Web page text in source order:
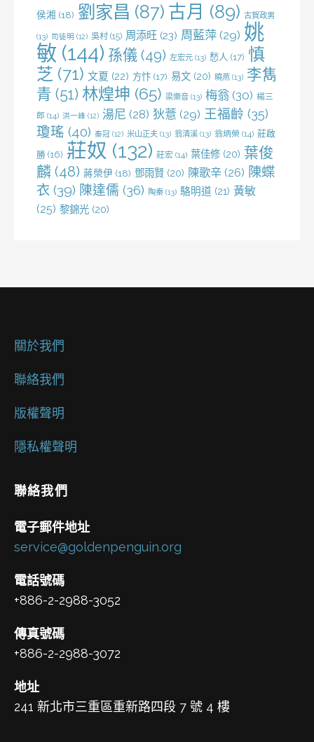
侯湘 (18) 劉家昌 (87) 古月 (89) 古賀政男
(13) 司徒明 (12) 吳村 (15) 周添旺 (23) 周藍萍 (29) 姚
敏 (144) 孫儀 (49) 左宏元 (13) 愁人 (17) 慎
芝 (71) 文夏 (22) 方忭 (17) 易文 (20) 曉燕 (13) 李雋
青 (51) 林煌坤 (65) 梁樂音 (13) 梅翁 (30) 楊三
郎 (14) 洪一峰 (12) 湯尼 (28) 狄薏 (29) 王福齡 (35)
瓊瑤 (40) 秦冠 (12) 米山正夫 (13) 翁清溪 (13) 翁炳榮 (14) 莊啟
勝 (16) 莊奴 (132) 莊宏 (14) 葉佳修 (20) 葉俊
麟 (48) 蔣榮伊 (18) 鄧雨賢 (20) 陳歌辛 (26) 陳蝶
衣 (39) 陳達儒 (36) 陶秦 (13) 駱明道 (21) 黃敏
(25) 黎錦光 (20)
關於我們
聯絡我們
版權聲明
隱私權聲明
聯絡我們
電子郵件地址
service@goldenpenguin.org
電話號碼
+886-2-2988-3052
傳真號碼
+886-2-2988-3072
地址
241 新北市三重區重新路四段 7 號 4 樓